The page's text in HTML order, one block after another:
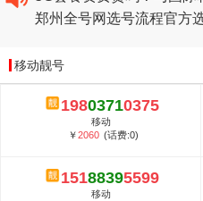
郑州全号网选号流程官方
2020​联通最新套餐资费...
2020​电信最新套餐资费...
5G套餐资费贵吗？与国际
郑州全号网选号流程官方
移动靓号
19803710375
移动
￥2060 (话费:0)
15188395599
移动